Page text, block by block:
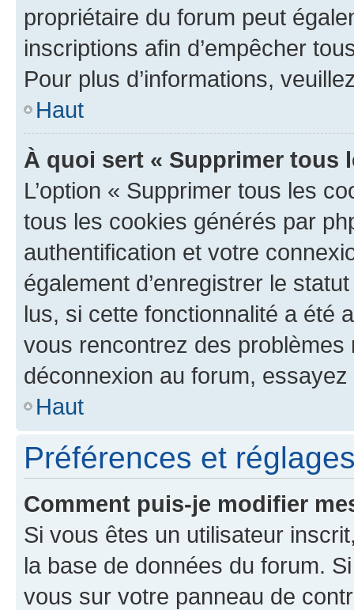
propriétaire du forum peut
inscriptions afin d’empêcher
Pour plus d’informations,
Haut
À quoi sert « Supprimer tous
L’option « Supprimer tous les
tous les cookies générés par
authentification et votre
également d’enregistrer le
lus, si cette fonctionnalité a été
vous rencontrez des
déconnexion au forum,
Haut
Préférences et
Comment puis-je modifier
Si vous êtes un utilisateur
la base de données du forum.
vous sur votre panneau de